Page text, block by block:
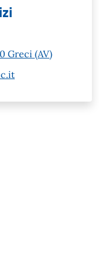
Greci (AV)